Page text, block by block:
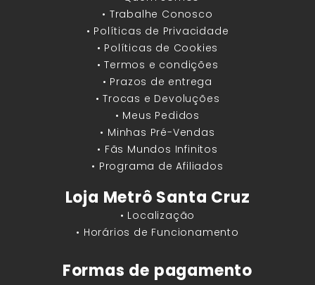
• Trabalhe Conosco
• Políticas de Privacidade
• Políticas de Cookies
• Termos e condições
• Prazos de entrega
• Trocas e Devoluções
• Meus Pedidos
• Minhas Pré-Vendas
• Fãs Mundos Infinitos
• Programa de Afiliados
Loja Metrô Santa Cruz
• Localização
• Horários de Funcionamento
Formas de pagamento